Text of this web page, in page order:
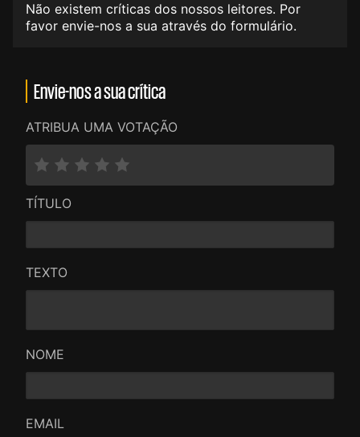
Não existem críticas dos nossos leitores. Por
favor envie-nos a sua através do formulário.
Envie-nos a sua crítica
ATRIBUA UMA VOTAÇÃO
TÍTULO
TEXTO
NOME
EMAIL